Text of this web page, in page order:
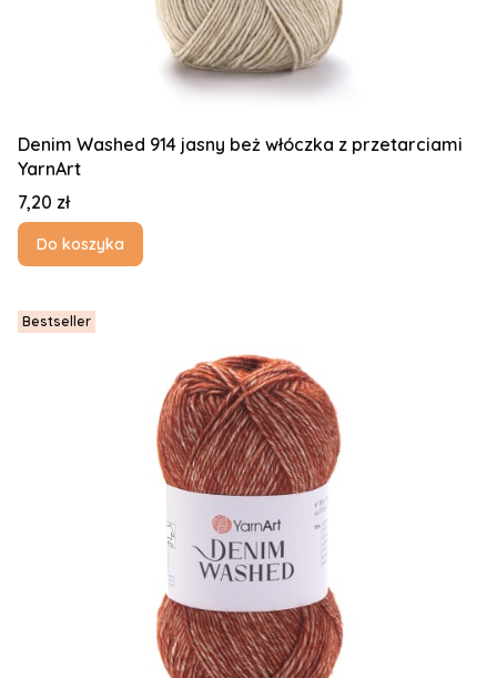
Denim Washed 914 jasny beż włóczka z przetarciami
YarnArt
Cena
7,20 zł
Do koszyka
Bestseller